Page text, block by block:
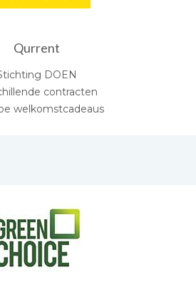
Qurrent
DOEN
contracten
welkomstcadeaus